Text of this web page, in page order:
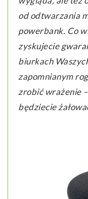
od odtwarzania
powerbank. Co
zyskujecie
biurkach
zapomnianym
zrobić wrażenie
będziecie